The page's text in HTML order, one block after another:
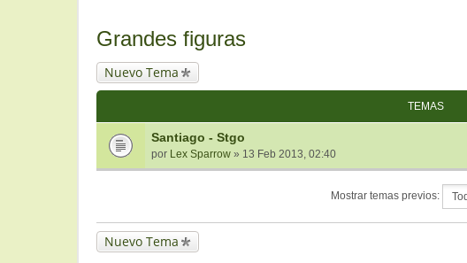
Grandes figuras
Nuevo Tema
TEMAS
Santiago - Stgo
por Lex Sparrow » 13 Feb 2013, 02:40
Mostrar temas previos:
Nuevo Tema